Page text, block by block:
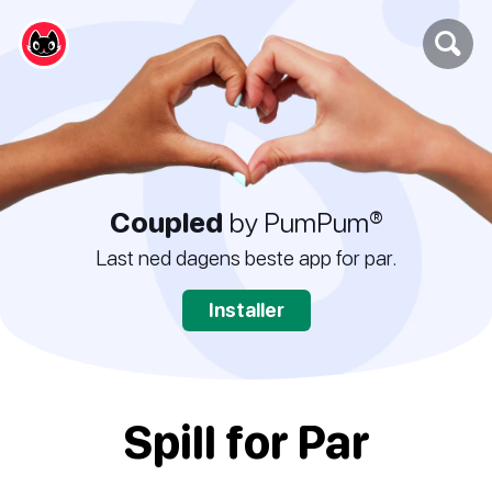
Coupled by PumPum®
Last ned dagens beste app for par.
Installer
Spill for Par